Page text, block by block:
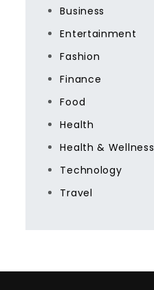
Business
Entertainment
Fashion
Finance
Food
Health
Health & Wellness
Technology
Travel